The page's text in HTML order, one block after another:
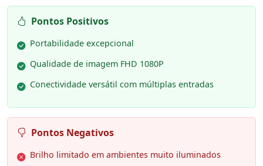
Pontos Positivos
Portabilidade excepcional
Qualidade de imagem FHD 1080P
Conectividade versátil com múltiplas entradas
Pontos Negativos
Brilho limitado em ambientes muito iluminados